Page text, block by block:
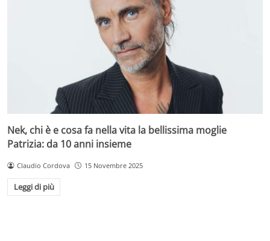
Nek, chi è e cosa fa nella vita la bellissima moglie
Patrizia: da 10 anni insieme
Claudio Cordova 15 Novembre 2025
Leggi di più